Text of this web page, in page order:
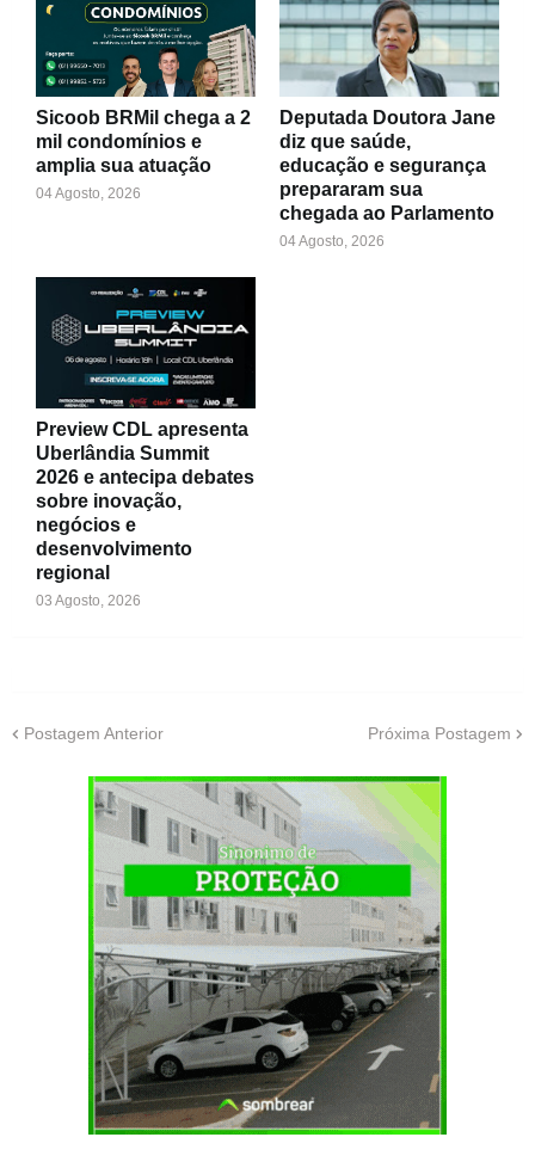
Sicoob BRMil chega a 2
mil condomínios e
amplia sua atuação
04 Agosto, 2026
Deputada Doutora Jane
diz que saúde,
educação e segurança
prepararam sua
chegada ao Parlamento
04 Agosto, 2026
Preview CDL apresenta
Uberlândia Summit
2026 e antecipa debates
sobre inovação,
negócios e
desenvolvimento
regional
03 Agosto, 2026
Postagem Anterior Próxima Postagem